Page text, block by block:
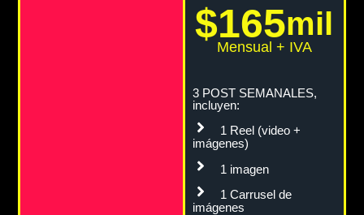
$165mil
Mensual + IVA
3 POST SEMANALES,
incluyen:
1 Reel (video +
imágenes)
1 imagen
1 Carrusel de
imágenes